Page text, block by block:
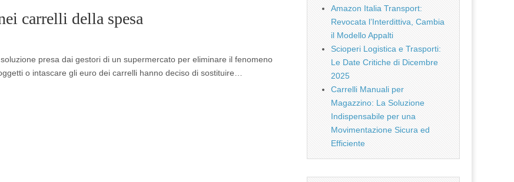
carrelli della spesa
presa dai gestori di un supermercato per eliminare il fenomeno
o intascare gli euro dei carrelli hanno deciso di sostituire…
Amazon Italia Transport:
Revocata l’Interdittiva, Cambia
il Modello Appalti
Scioperi Logistica e Trasporti:
Le Date Critiche di Dicembre
2025
Carrelli Manuali per
Magazzino: La Soluzione
Indispensabile per una
Movimentazione Sicura ed
Efficiente